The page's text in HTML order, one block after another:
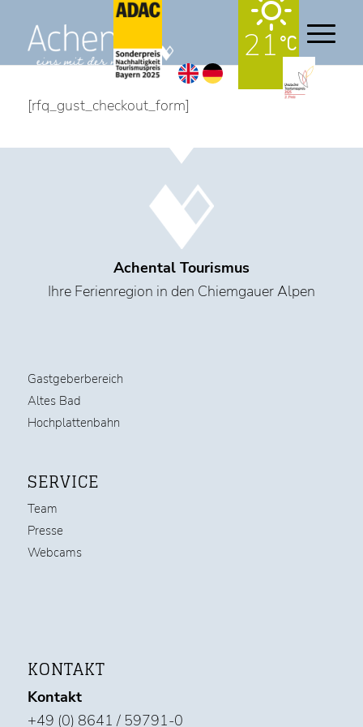
21
[rfq_gust_checkout_form]
Achental Tourismus
Ihre Ferienregion in den Chiemgauer Alpen
Gastgeberbereich
Altes Bad
Hochplattenbahn
SERVICE
Team
Presse
Webcams
KONTAKT
Kontakt
+49 (0) 8641 / 59791-0